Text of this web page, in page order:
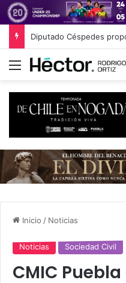
Menú
Inicio / Noticias
Noticias Sociedad Civil
CMIC